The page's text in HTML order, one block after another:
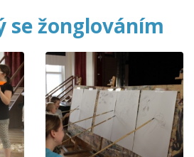
se žonglováním